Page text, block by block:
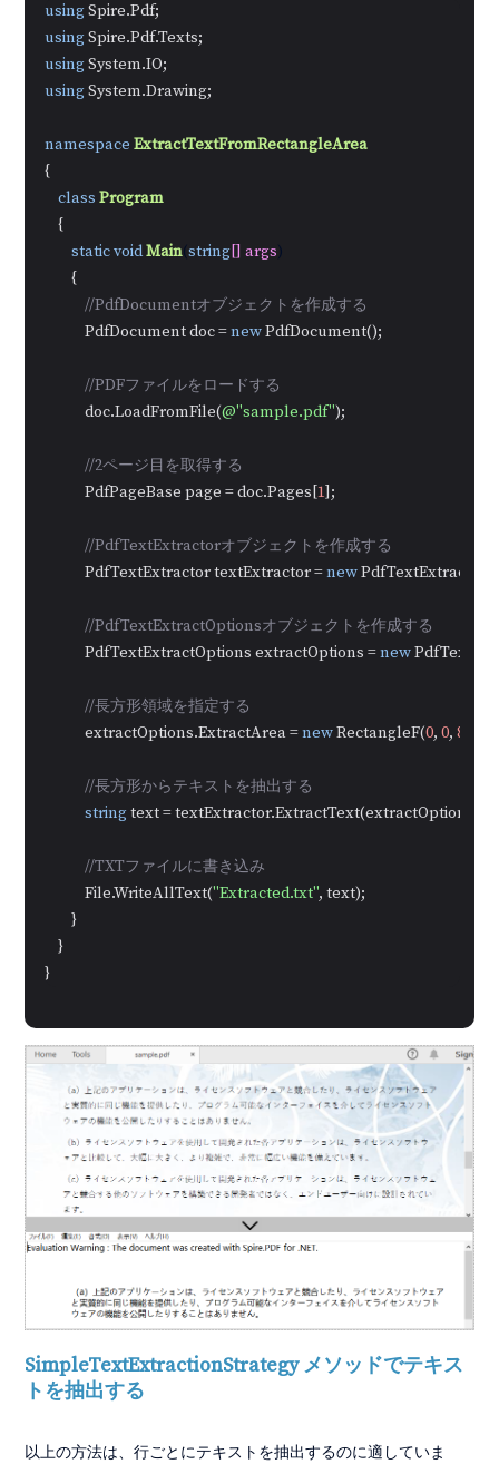
using
using
using
using System.Drawing;
namespace ExtractTextFromRectangleArea
{
class Program
    {
staticvoidMain(string[] args)
        {
//PdfDocumentオブジェクトを作成する
            PdfDocument doc =
new PdfDocument();
//PDFファイルをロードする
            doc.LoadFromFile(
@"sample.pdf");
//2ページ目を取得する
            PdfPageBase page = doc.Pages[
1];
//PdfTextExtractorオブジェクトを作成する
            PdfTextExtractor textExtractor =
new
//PdfTextExtractOptionsオブジェクトを作成する
            PdfTextExtractOptions extractOptions =
new
//長方形領域を指定する
            extractOptions.ExtractArea =
new RectangleF(0, 0, 890
//長方形からテキストを抽出する
string text = textExtractor.ExtractText(extractOptions);
//TXTファイルに書き込み
            File.WriteAllText(
"Extracted.txt", text);
        }
    }
}
SimpleTextExtractionStrategy メソッドでテキス
トを抽出する
以上の方法は、行ごとにテキストを抽出するのに適していま